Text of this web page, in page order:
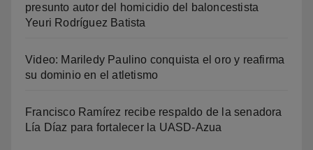
presunto autor del homicidio del baloncestista
Yeuri Rodríguez Batista
Video: Mariledy Paulino conquista el oro y reafirma
su dominio en el atletismo
Francisco Ramírez recibe respaldo de la senadora
Lía Díaz para fortalecer la UASD-Azua